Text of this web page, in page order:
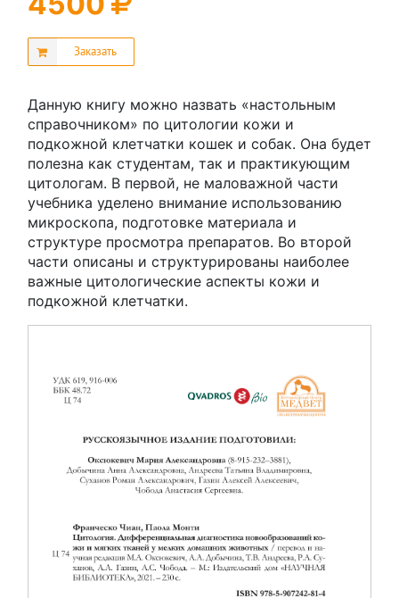
Заказать
Данную книгу можно назвать «настольным
справочником» по цитологии кожи и
подкожной клетчатки кошек и собак. Она будет
полезна как студентам, так и практикующим
цитологам. В первой, не маловажной части
учебника уделено внимание использованию
микроскопа, подготовке материала и
структуре просмотра препаратов. Во второй
части описаны и структурированы наиболее
важные цитологические аспекты кожи и
подкожной клетчатки.